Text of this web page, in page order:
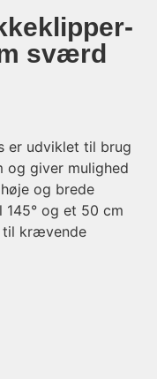
sværd
er udviklet til brug
og giver mulighed
og brede
og et 50 cm
til krævende